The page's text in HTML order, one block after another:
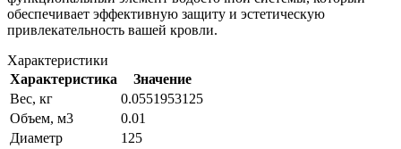
обеспечивает эффективную защиту и эстетическую
привлекательность вашей кровли.
Характеристики
Характеристика
Значение
Вес, кг
0.0551953125
Объем, м3
0.01
Диаметр
125